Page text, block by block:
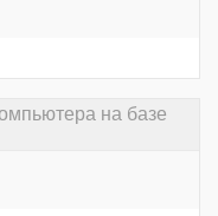
на базе